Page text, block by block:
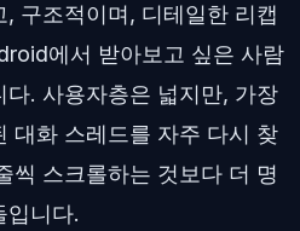
구조적이며, 디테일한 리캡
에서 받아보고 싶은 사람
. 사용자층은 넓지만, 가장
대화 스레드를 자주 다시 찾
씩 스크롤하는 것보다 더 명
입니다.